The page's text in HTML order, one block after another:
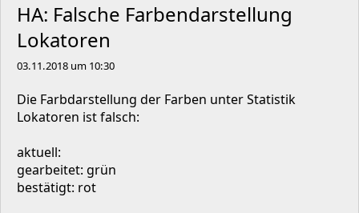
HA: Falsche Farbendarstellung
Lokatoren
03.11.2018 um 10:30
Die Farbdarstellung der Farben unter Statistik
Lokatoren ist falsch:
aktuell:
gearbeitet: grün
bestätigt: rot